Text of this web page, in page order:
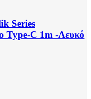
Series
Type-C 1m -Λευκό